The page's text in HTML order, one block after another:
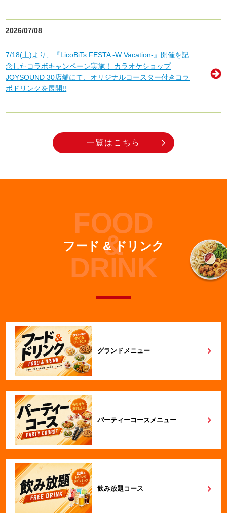
2026/07/08
7/18(土)より、『LicoBiTs FESTA -W Vacation-』開催を記
念したコラボキャンペーン実施！ カラオケショップ
JOYSOUND 30店舗にて、オリジナルコースター付きコラ
ボドリンクを展開!!
一覧はこちら
FOOD
&
DRINK
フード & ドリンク
グランドメニュー
パーティーコースメニュー
飲み放題コース